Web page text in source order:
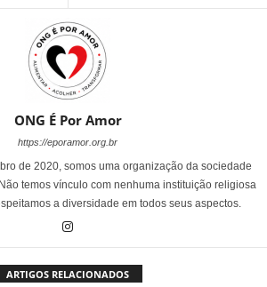
ONG É Por Amor
https://eporamor.org.br
de 2020, somos uma organização da sociedade
temos vínculo com nenhuma instituição religiosa
a diversidade em todos seus aspectos.
ARTIGOS RELACIONADOS